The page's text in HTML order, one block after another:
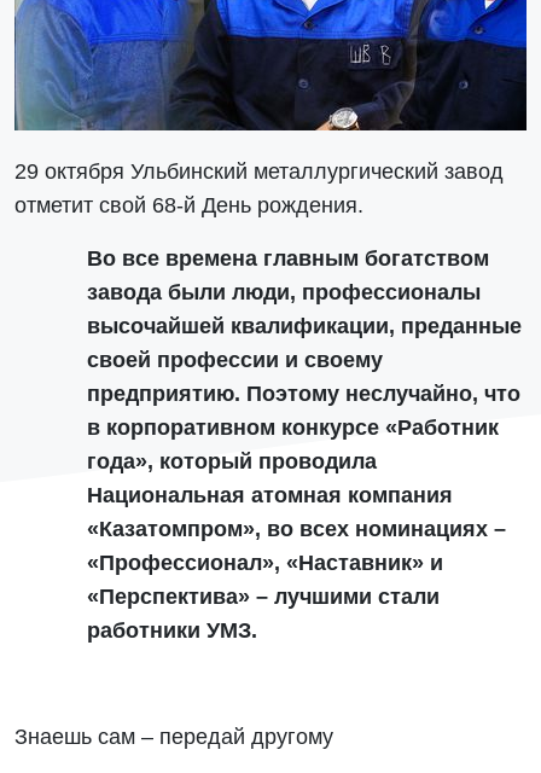
29 октября Ульбинский металлургический завод
отметит свой 68-й День рождения.
Во все времена главным богатством
завода были люди, профессионалы
высочайшей квалификации, преданные
своей профессии и своему
предприятию. Поэтому неслучайно, что
в корпоративном конкурсе «Работник
года», который проводила
Национальная атомная компания
«Казатомпром», во всех номинациях –
«Профессионал», «Наставник» и
«Перспектива» – лучшими стали
работники УМЗ.
Знаешь сам – передай другому